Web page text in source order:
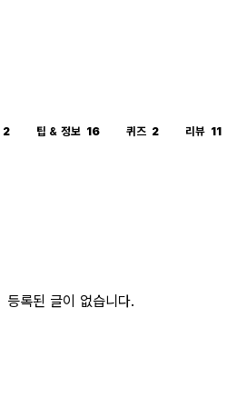
2 팁 & 정보 16 퀴즈 2 리뷰 11
등록된 글이 없습니다.